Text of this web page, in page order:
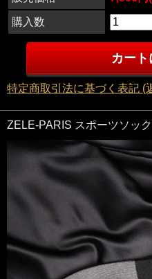
購入数
特定商取引法に基づく表記 (
ZELE-PARIS スポーツソ